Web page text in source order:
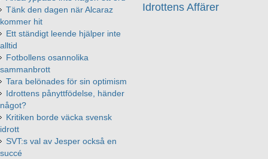
Idrottens Affärer
Tänk den dagen när Alcaraz
kommer hit
Ett ständigt leende hjälper inte
alltid
Fotbollens osannolika
sammanbrott
Tara belönades för sin optimism
Idrottens pånyttfödelse, händer
något?
Kritiken borde väcka svensk
idrott
SVT:s val av Jesper också en
succé